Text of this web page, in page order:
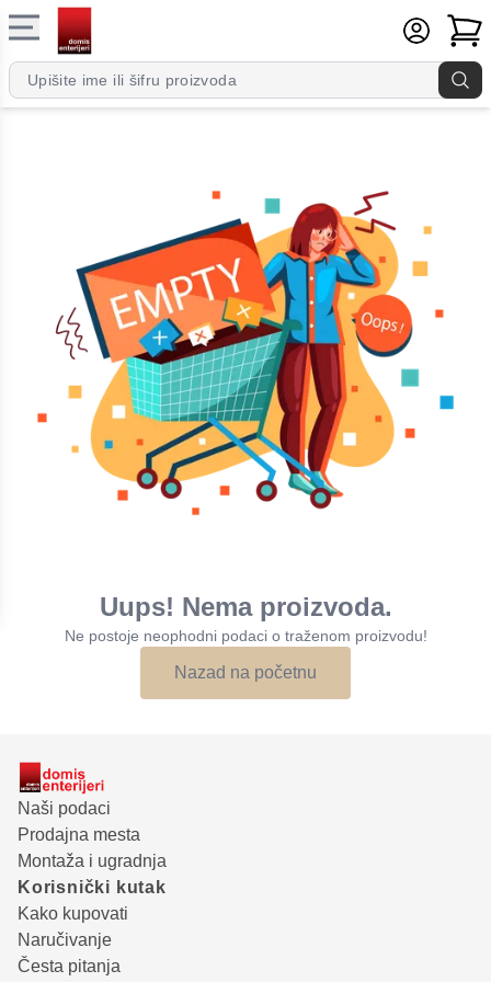
Uups! Nema proizvoda.
Ne postoje neophodni podaci o traženom proizvodu!
Nazad na početnu
Naši podaci
Prodajna mesta
Montaža i ugradnja
Korisnički kutak
Kako kupovati
Naručivanje
Česta pitanja